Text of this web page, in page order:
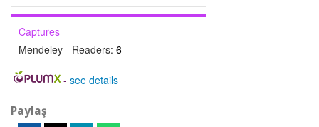
Captures
Mendeley - Readers: 6
- see details
Paylaş